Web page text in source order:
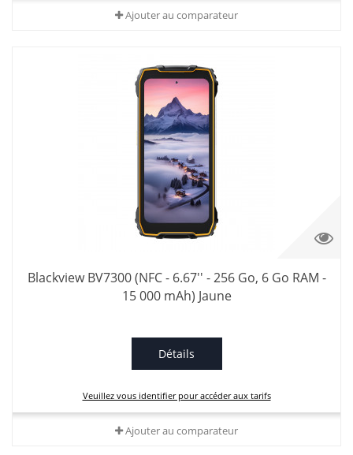
Ajouter au comparateur
Blackview BV7300 (NFC - 6.67'' - 256 Go, 6 Go RAM -
15 000 mAh) Jaune
Détails
Veuillez vous identifier pour accéder aux tarifs
Ajouter au comparateur